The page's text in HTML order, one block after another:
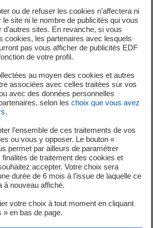
un tremplin pour de
causes
s'associe à de nombreux événements
de la natation au plus grand
un levier de changement. Parmi ces
: organisée par l'UNICEF et la FFN
ou de refuser les cookies n’affectera ni
site ni le nombre de publicités qui vous
sites. En revanche, si vous
cookies, les partenaires avec lesquels
pas vous afficher de publicités EDF
de votre profil.
au moyen des cookies et autres
associées avec celles traitées sur vos
avec des données personnelles
selon les choix que vous avez
.
l’ensemble de ces traitements de vos
ou vous y opposer. Le bouton «
permet par ailleurs de paramétrer
finalités de traitement des cookies et
accepter. Votre choix sera
durée de 6 mois à l’issue de laquelle ce
à nouveau affiché.
votre choix à tout moment en cliquant
» en bas de page.